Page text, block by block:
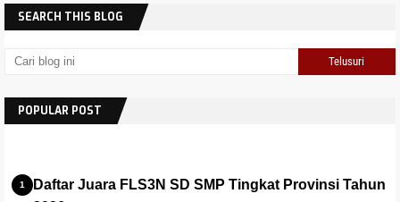
SEARCH THIS BLOG
POPULAR POST
Daftar Juara FLS3N SD SMP Tingkat Provinsi Tahun